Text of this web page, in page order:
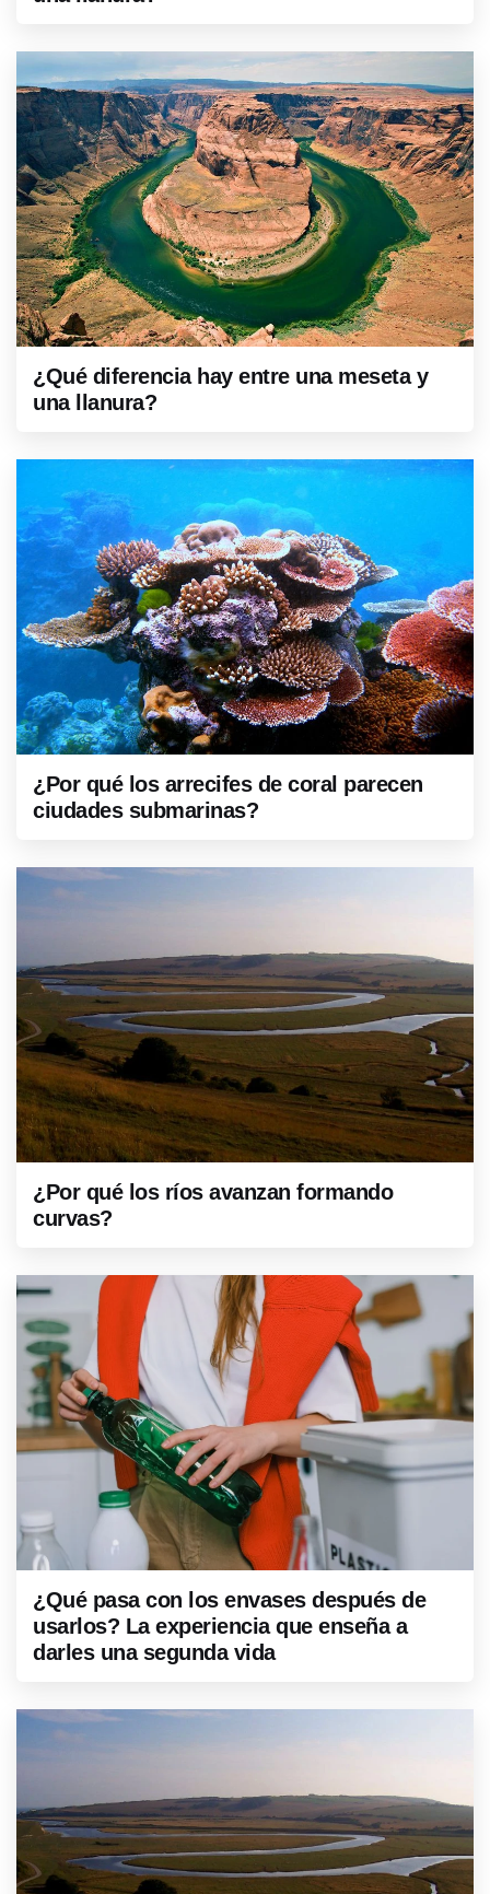
¿Qué diferencia hay entre una meseta y
una llanura?
¿Por qué los arrecifes de coral parecen
ciudades submarinas?
¿Por qué los ríos avanzan formando
curvas?
¿Qué pasa con los envases después de
usarlos? La experiencia que enseña a
darles una segunda vida